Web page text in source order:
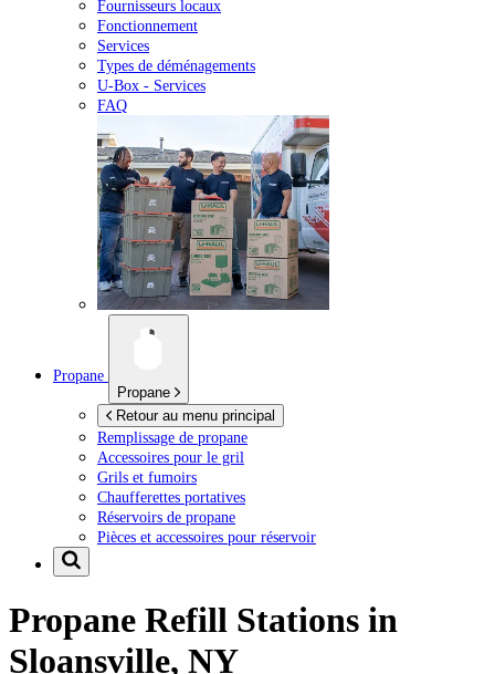
Fournisseurs locaux
Fonctionnement
Services
Types de déménagements
U-Box - Services
FAQ
Propane
Propane
Retour au menu principal
Remplissage de propane
Accessoires pour le gril
Grils et fumoirs
Chaufferettes portatives
Réservoirs de propane
Pièces et accessoires pour réservoir
Propane Refill Stations in
Sloansville, NY